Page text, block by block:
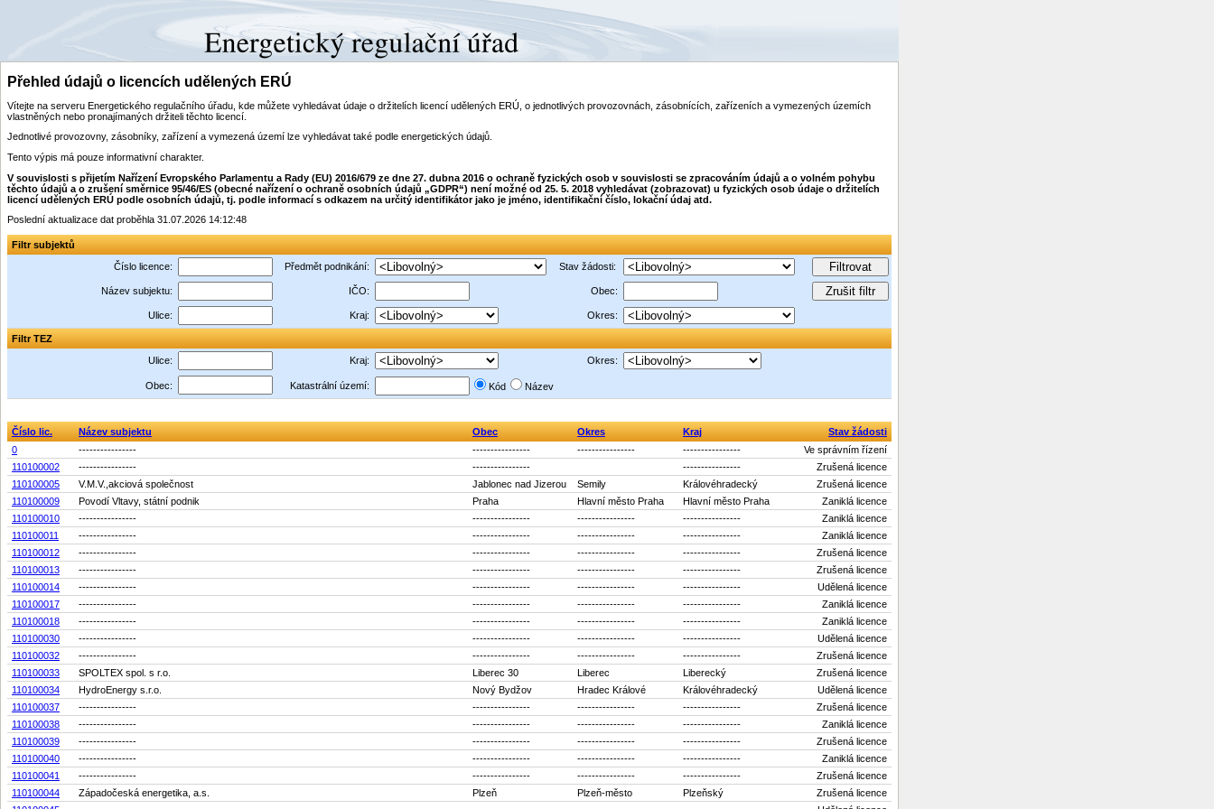
Přehled údajů o licencích udělených ERÚ
Vítejte na serveru Energetického regulačního úřadu, kde můžete vyhledávat údaje o držitelích licencí udělených ERÚ, o jednotlivých provozovnách, zásobnících, zařízeních a vymezených územích
vlastněných nebo pronajímaných držiteli těchto licencí.
Jednotlivé provozovny, zásobníky, zařízení a vymezená území lze vyhledávat také podle energetických údajů.
Tento výpis má pouze informativní charakter.
V souvislosti s přijetím Nařízení Evropského Parlamentu a Rady (EU) 2016/679 ze dne 27. dubna 2016 o ochraně fyzických osob v souvislosti se zpracováním údajů a o volném pohybu
těchto údajů a o zrušení směrnice 95/46/ES (obecné nařízení o ochraně osobních údajů „GDPR“) není možné od 25. 5. 2018 vyhledávat (zobrazovat) u fyzických osob údaje o držitelích
licencí udělených ERÚ podle osobních údajů, tj. podle informací s odkazem na určitý identifikátor jako je jméno, identifikační číslo, lokační údaj atd.
Poslední aktualizace dat proběhla 31.07.2026 14:12:48
Filtr subjektů
Číslo licence:
Předmět podnikání: Stav žádosti:
Název subjektu: IČO: Obec:
Ulice: Kraj: Okres:
Filtr TEZ
Ulice:
Kraj: Okres:
Obec: Katastrální území: Kód Název
Číslo lic. Název subjektu Obec Okres Kraj
Stav žádosti
0
---------------- ---------------- ---------------- ----------------
Ve správním řízení
110100002
---------------- ---------------- ----------------
Zrušená licence
110100005
V.M.V.,akciová společnost Jablonec nad Jizerou Semily Královéhradecký
Zrušená licence
110100009
Povodí Vltavy, státní podnik Praha Hlavní město Praha Hlavní město Praha
Zaniklá licence
110100010
---------------- ---------------- ---------------- ----------------
Zaniklá licence
110100011
---------------- ---------------- ---------------- ----------------
Zaniklá licence
110100012
---------------- ---------------- ---------------- ----------------
Zrušená licence
110100013
---------------- ---------------- ---------------- ----------------
Zrušená licence
110100014
---------------- ---------------- ---------------- ----------------
Udělená licence
110100017
---------------- ---------------- ---------------- ----------------
Zaniklá licence
110100018
---------------- ---------------- ---------------- ----------------
Zaniklá licence
110100030
---------------- ---------------- ---------------- ----------------
Udělená licence
110100032
---------------- ---------------- ---------------- ----------------
Zrušená licence
110100033
SPOLTEX spol. s r.o. Liberec 30 Liberec Liberecký
Zrušená licence
110100034
HydroEnergy s.r.o. Nový Bydžov Hradec Králové Královéhradecký
Udělená licence
110100037
---------------- ---------------- ---------------- ----------------
Zrušená licence
110100038
---------------- ---------------- ---------------- ----------------
Zaniklá licence
110100039
---------------- ---------------- ---------------- ----------------
Zrušená licence
110100040
---------------- ---------------- ---------------- ----------------
Zaniklá licence
110100041
---------------- ---------------- ---------------- ----------------
Zrušená licence
110100044
Západočeská energetika, a.s. Plzeň Plzeň-město Plzeňský
Zrušená licence